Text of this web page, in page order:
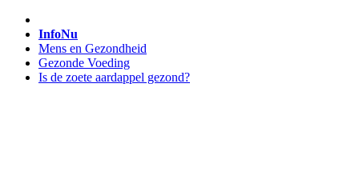
InfoNu
Mens en Gezondheid
Gezonde Voeding
Is de zoete aardappel gezond?